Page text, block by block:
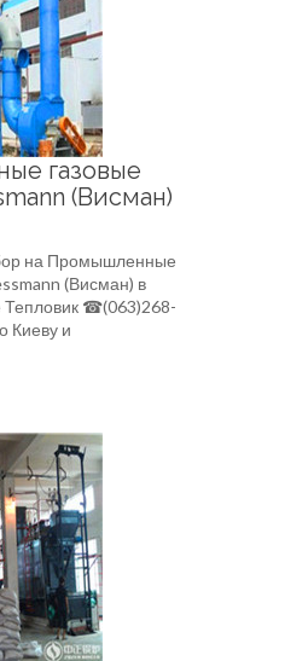
газовые
(Висман)
на Промышленные
(Висман) в
Тепловик ☎(063)268-
Киеву и